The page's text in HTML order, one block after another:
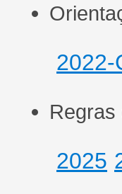
2022-
Regras
2025